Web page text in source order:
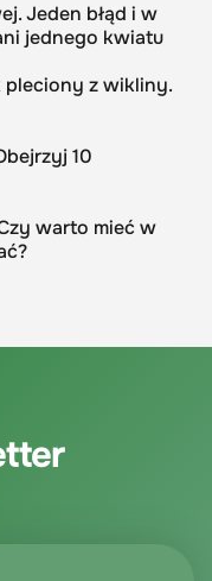
Jeden błąd i w
jednego kwiatu
pleciony z wikliny.
10
warto mieć w